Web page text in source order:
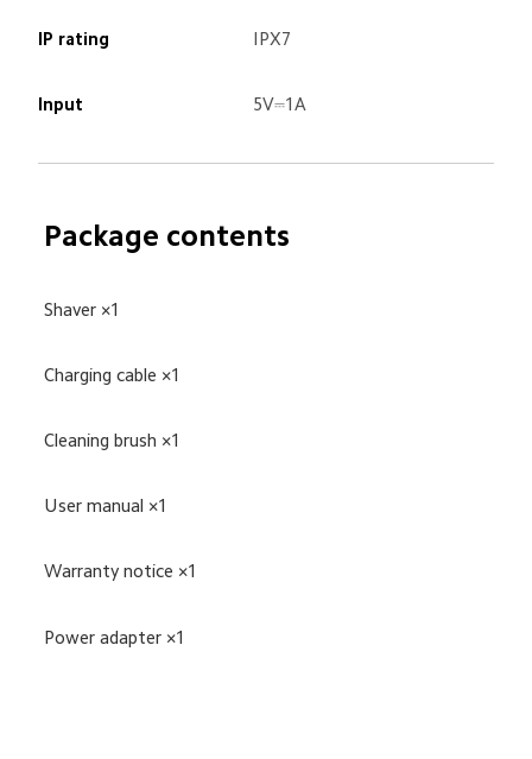
IP rating IPX7
Input 5V⎓1A
Package contents
Shaver ×1
Charging cable ×1
Cleaning brush ×1
User manual ×1
Warranty notice ×1
Power adapter ×1